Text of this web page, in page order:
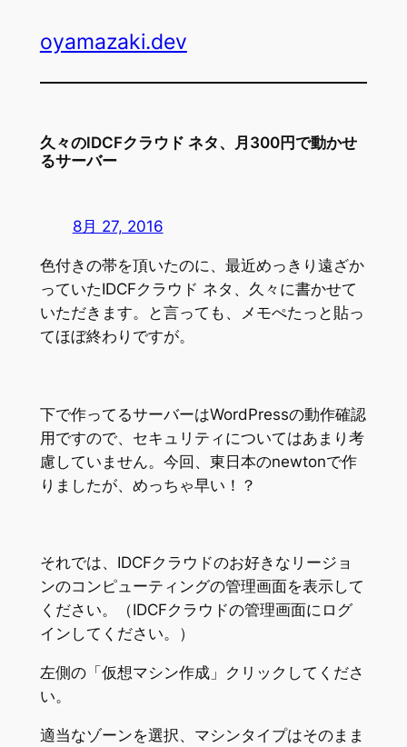
oyamazaki.dev
久々のIDCFクラウド ネタ、月300円で動かせ
るサーバー
8月 27, 2016
色付きの帯を頂いたのに、最近めっきり遠ざか
っていたIDCFクラウド ネタ、久々に書かせて
いただきます。と言っても、メモぺたっと貼っ
てほぼ終わりですが。
下で作ってるサーバーはWordPressの動作確認
用ですので、セキュリティについてはあまり考
慮していません。今回、東日本のnewtonで作
りましたが、めっちゃ早い！？
それでは、IDCFクラウドのお好きなリージョ
ンのコンピューティングの管理画面を表示して
ください。（IDCFクラウドの管理画面にログ
インしてください。）
左側の「仮想マシン作成」クリックしてくださ
い。
適当なゾーンを選択、マシンタイプはそのまま